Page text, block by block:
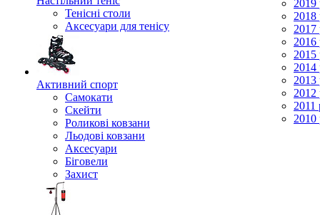
Тенісні столи
Аксесуари для тенісу
Активний спорт
Самокати
Скейти
Роликові ковзани
Льодові ковзани
Аксесуари
Біговели
Захист
2019
2018
2017
2016
2015
2014
2013
2012
2011
2010